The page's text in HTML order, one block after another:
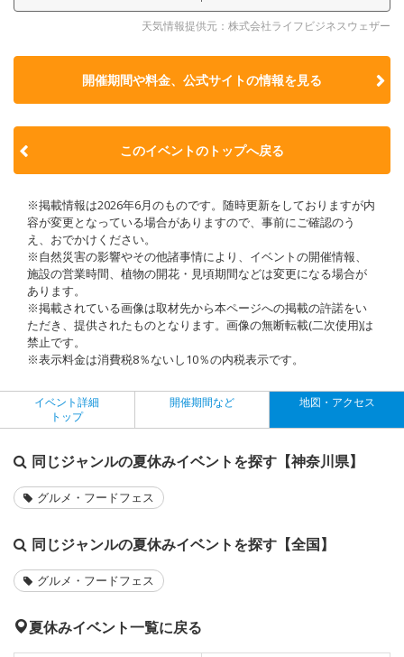
天気情報提供元：株式会社ライフビジネスウェザー
開催期間や料金、公式サイトの情報を見る
このイベントのトップへ戻る
※掲載情報は2026年6月のものです。随時更新をしておりますが内
容が変更となっている場合がありますので、事前にご確認のう
え、おでかけください。
※自然災害の影響やその他諸事情により、イベントの開催情報、
施設の営業時間、植物の開花・見頃期間などは変更になる場合が
あります。
※掲載されている画像は取材先から本ページへの掲載の許諾をい
ただき、提供されたものとなります。画像の無断転載(二次使用)は
禁止です。
※表示料金は消費税8％ないし10％の内税表示です。
イベント詳細
トップ
開催期間など 地図・アクセス
同じジャンルの夏休みイベントを探す【神奈川県】
グルメ・フードフェス
同じジャンルの夏休みイベントを探す【全国】
グルメ・フードフェス
夏休みイベント一覧に戻る